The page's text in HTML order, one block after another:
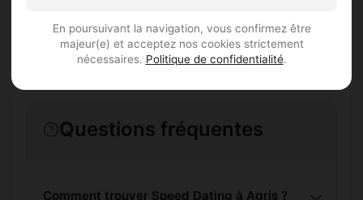
En poursuivant la navigation, vous confirmez être
majeur(e) et acceptez nos cookies strictement
nécessaires. Politique de confidentialité.
Questions fréquentes
Comment trouver Speed Dating à Agris ?